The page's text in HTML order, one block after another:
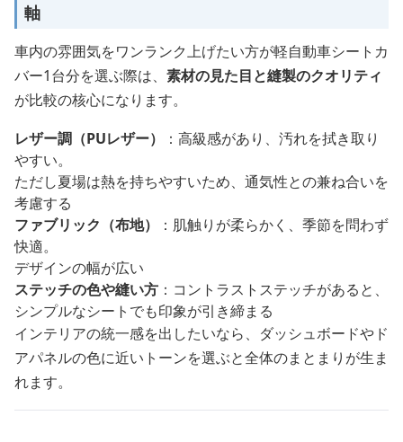
軸
車内の雰囲気をワンランク上げたい方が軽自動車シートカ
バー1台分を選ぶ際は、 素材の見た目と縫製のクオリティ
が比較の核心になります。
レザー調（PUレザー）
：高級感があり、汚れを拭き取り
やすい。
ただし夏場は熱を持ちやすいため、通気性との兼ね合いを
考慮する
ファブリック（布地）
：肌触りが柔らかく、季節を問わず
快適。
デザインの幅が広い
ステッチの色や縫い方 ：コントラストステッチがあると、
シンプルなシートでも印象が引き締まる
インテリアの統一感を出したいなら、ダッシュボードやド
アパネルの色に近いトーンを選ぶと全体のまとまりが生ま
れます。